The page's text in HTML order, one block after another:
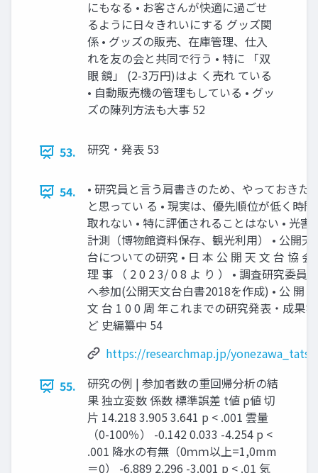
にもなる • お客さんが快適に過ごせ
るように日々きれいにする グッズ関
係 • グッズの販売、在庫管理、仕入
れを友の会と共同で行う • 特に 「双
眼 鏡」 (2-3万円)はよ く売れ ている
• 自動販売機の管理もしている • グッ
ズの陳列方法も大事 52
53. 研究・発表 53
54.
• 研究員と言う肩書きのため、やっておきた
と思ってい る • 現実は、優先順位が低く時
取れない • 特に評価されることはない • 光害
計測（博物館資料保存、観光利用） • 公開天
台についての研究 • 日 本 公 開 天 文 台 協 会
理 事 （ 2 0 2 3/ 0 8 よ り ） • 調査研究委員会
へ参加(公開天文台白書2018を作成) • 公 開 天
文 台 1 0 0 周 年これまでの研究発表・成果な
ど 史編纂中 54
https://researchmap.jp/
55.
研究の例 | 参加者数の重回帰分析の結
果 独立変数 係数 標準誤差 t値 p値 切
片 14.218 3.905 3.641 p < .001 雲量
（0-100％） -0.142 0.033 -4.254 p <
.001 降水の有無（0ｍｍ以上=1,0mm
＝0） -6.889 2.296 -3.001 p < .01 気